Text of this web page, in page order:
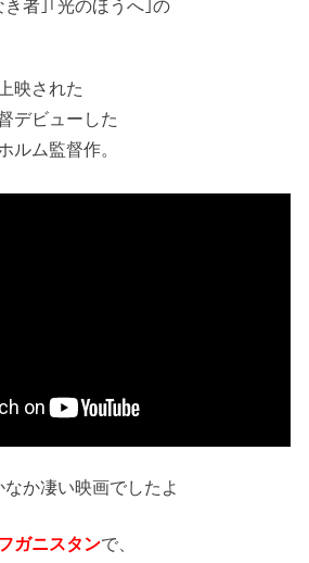
者｣｢光のほうへ｣の
映された
デビューした
ルム監督作。
か凄い映画でしたよ
ガニスタンで、